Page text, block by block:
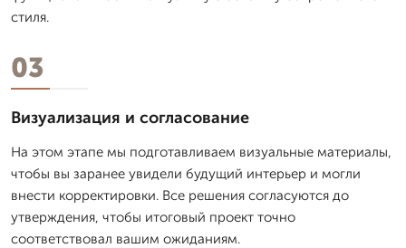
стиля.
03
Визуализация и согласование
На этом этапе мы подготавливаем визуальные материалы,
чтобы вы заранее увидели будущий интерьер и могли
внести корректировки. Все решения согласуются до
утверждения, чтобы итоговый проект точно
соответствовал вашим ожиданиям.